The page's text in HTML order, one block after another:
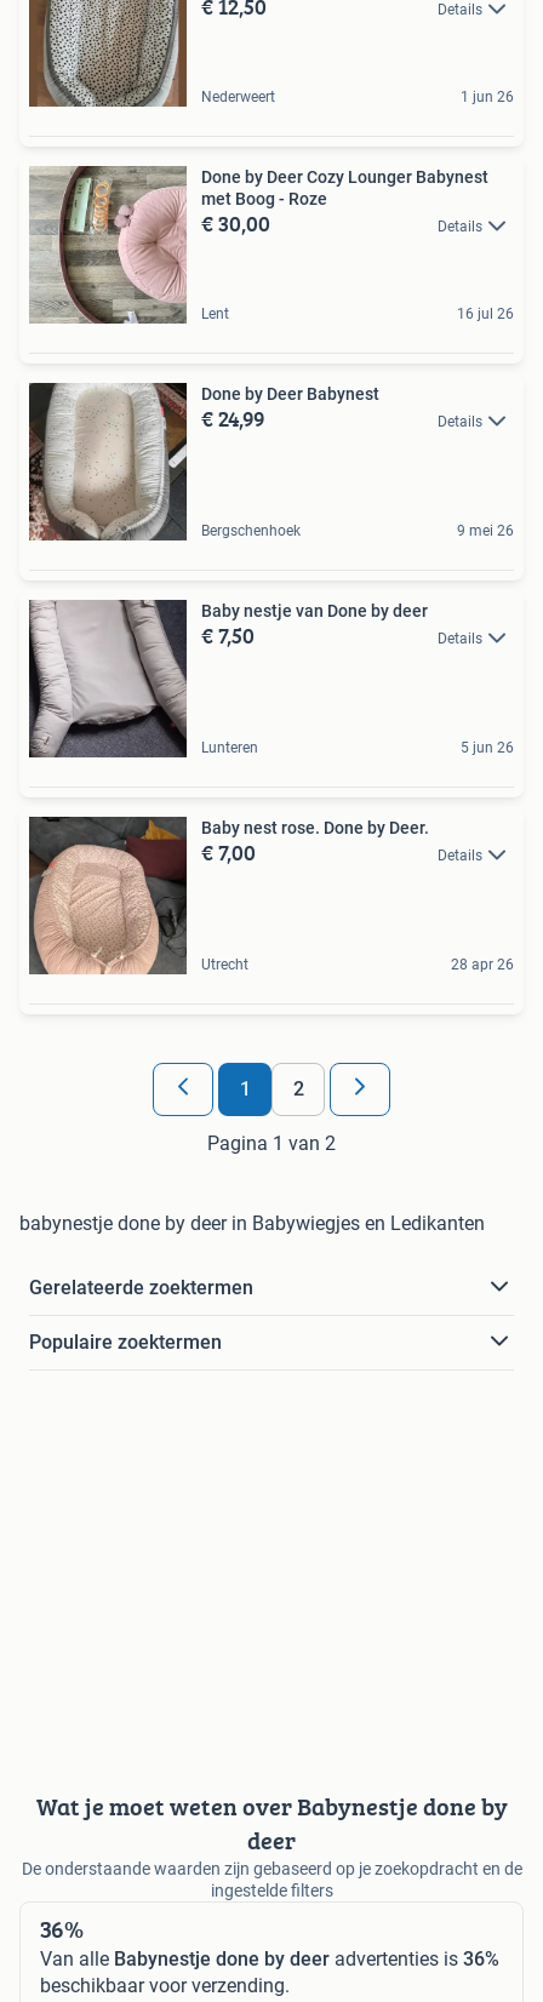
Details
Nederweert 1 jun 26
Done by Deer Cozy Lounger Babynest
met Boog - Roze
€ 30,00 Details
Lent 16 jul 26
Done by Deer Babynest
€ 24,99 Details
Bergschenhoek 9 mei 26
Baby nestje van Done by deer
€ 7,50 Details
Lunteren 5 jun 26
Baby nest rose. Done by Deer.
€ 7,00 Details
Utrecht 28 apr 26
1 2
Pagina 1 van 2
babynestje done by deer in Babywiegjes en Ledikanten
Gerelateerde zoektermen
Populaire zoektermen
Wat je moet weten over Babynestje done by
deer
De onderstaande waarden zijn gebaseerd op je zoekopdracht en de
ingestelde filters
36%
Van alle Babynestje done by deer advertenties is 36%
beschikbaar voor verzending.